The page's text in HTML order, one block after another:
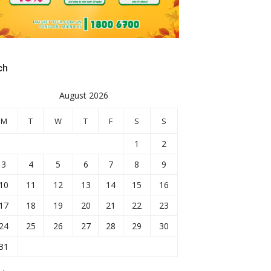
August 2026
M T W T F S S
1
2
3
4 5 6 7 8
9
11 12 13 14 15
16
18 19 20 21 22
23
25 26 27 28 29
30